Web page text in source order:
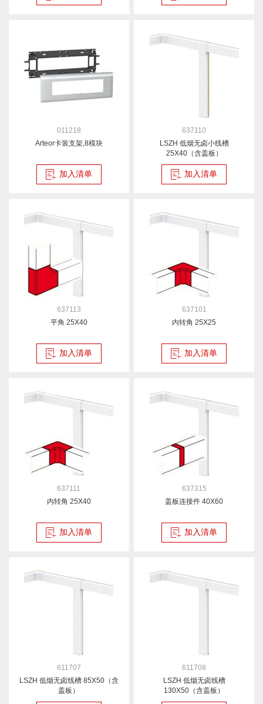
011218
Arteor卡装支架,8模块
加入清单
637110
LSZH 低烟无卤小线槽
25X40（含盖板）
加入清单
637113
平角 25X40
加入清单
637101
内转角 25X25
加入清单
637111
内转角 25X40
加入清单
637315
盖板连接件 40X60
加入清单
611707
LSZH 低烟无卤线槽 85X50（含
盖板）
611708
LSZH 低烟无卤线槽
130X50（含盖板）